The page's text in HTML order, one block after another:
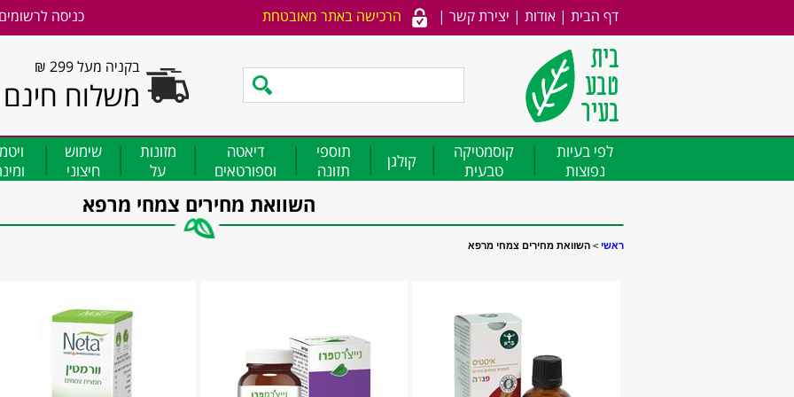
דף הבית | אודות | יצירת קשר | הרכישה באתר מאובטחת כניסה לרשומים
בקניה מעל 299 ₪
משלוח חינם
לפי בעיות
נפוצות
קוסמטיקה
טבעית
קולגן
תוספי
תזונה
דיאטה
וספורטאים
מזונות
על
שימוש
חיצוני
השוואת מחירים צמחי מרפא
ראשי > השוואת מחירים צמחי מרפא